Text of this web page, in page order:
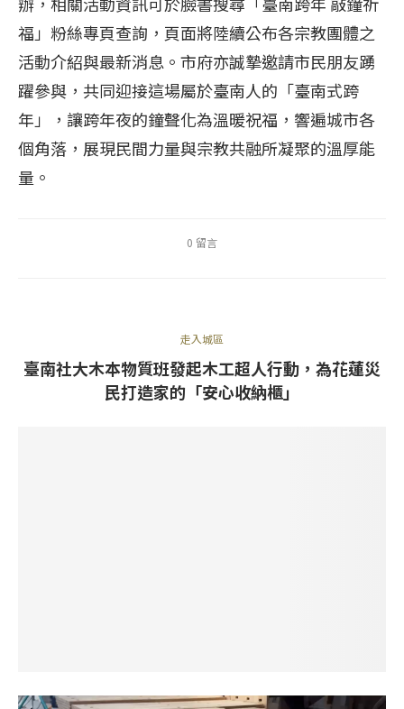
福」粉絲專頁查詢，頁面將陸續公布各宗教團體之
活動介紹與最新消息。市府亦誠摯邀請市民朋友踴
躍參與，共同迎接這場屬於臺南人的「臺南式跨
年」，讓跨年夜的鐘聲化為溫暖祝福，響遍城市各
個角落，展現民間力量與宗教共融所凝聚的溫厚能
量。
0 留言
走入城區
臺南社大木本物質班發起木工超人行動，為花蓮災
民打造家的「安心收納櫃」